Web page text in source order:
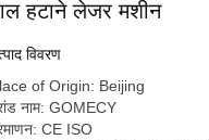
हटाने लेजर मशीन
विवरण
of Origin: Beijing
नाम: GOMECY
CE ISO